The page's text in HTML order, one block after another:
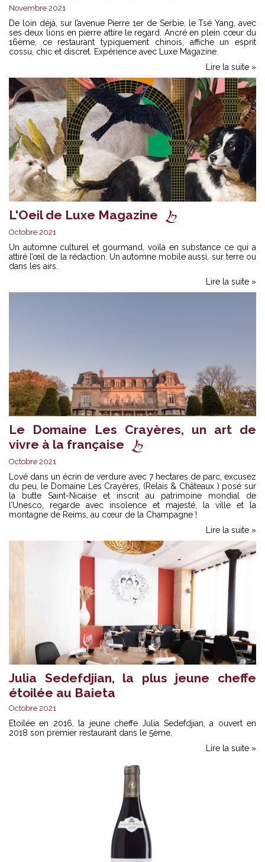
Novembre 2021
De loin déjà, sur l’avenue Pierre 1er de Serbie, le Tsé Yang, avec
ses deux lions en pierre attire le regard. Ancré en plein cœur du
16ème, ce restaurant typiquement chinois, affiche un esprit
cossu, chic et discret. Expérience avec Luxe Magazine.
Lire la suite »
L'Oeil de Luxe Magazine
Octobre 2021
Un automne culturel et gourmand, voilà en substance ce qui a
attiré l’œil de la rédaction. Un automne mobile aussi, sur terre ou
dans les airs.
Lire la suite »
Le Domaine Les Crayères, un art de
vivre à la française
Octobre 2021
Lové dans un écrin de verdure avec 7 hectares de parc, excusez
du peu, le Domaine Les Crayères, (Relais & Châteaux ) posé sur
la butte Saint-Nicaise et inscrit au patrimoine mondial de
l’Unesco, regarde avec insolence et majesté, la ville et la
montagne de Reims, au cœur de la Champagne !
Lire la suite »
Julia Sedefdjian, la plus jeune cheffe
étoilée au Baieta
Octobre 2021
Etoilée en 2016, la jeune cheffe Julia Sedefdjian, a ouvert en
2018 son premier restaurant dans le 5ème,
Lire la suite »